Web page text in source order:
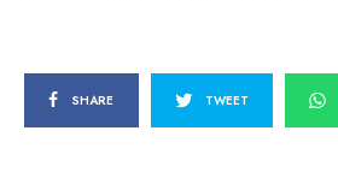
SHARE TWEET